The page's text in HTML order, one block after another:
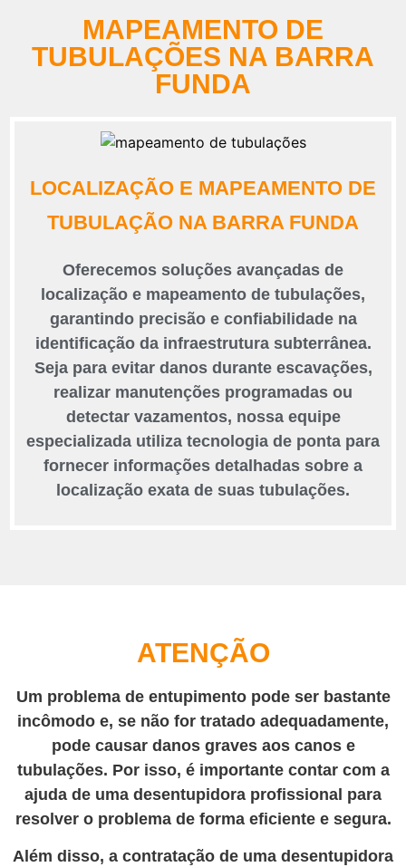
MAPEAMENTO DE
TUBULAÇÕES NA BARRA
FUNDA
LOCALIZAÇÃO E MAPEAMENTO DE
TUBULAÇÃO NA BARRA FUNDA
Oferecemos soluções avançadas de
localização e mapeamento de tubulações,
garantindo precisão e confiabilidade na
identificação da infraestrutura subterrânea.
Seja para evitar danos durante escavações,
realizar manutenções programadas ou
detectar vazamentos, nossa equipe
especializada utiliza tecnologia de ponta para
fornecer informações detalhadas sobre a
localização exata de suas tubulações.
ATENÇÃO
Um problema de entupimento pode ser bastante
incômodo e, se não for tratado adequadamente,
pode causar danos graves aos canos e
tubulações. Por isso, é importante contar com a
ajuda de uma desentupidora profissional para
resolver o problema de forma eficiente e segura.
Além disso, a contratação de uma desentupidora